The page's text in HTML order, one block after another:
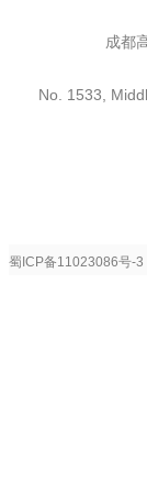
成都
No. 1533,
蜀ICP备11023086号-3